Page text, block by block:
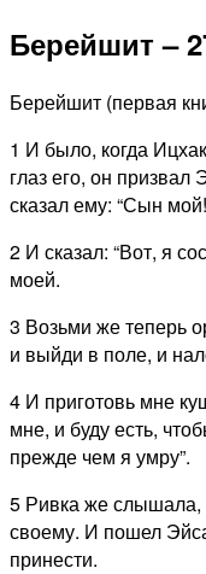
Берейшит –
Берейшит (первая
1 И было, когда
глаз его, он призвал
сказал ему: “Сын
2 И сказал: “Вот, я
моей.
3 Возьми же теперь
и выйди в поле, и
4 И приготовь мне
мне, и буду есть,
прежде чем я умру”.
5 Ривка же слышала,
своему. И пошел
принести.